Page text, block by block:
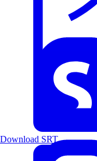
Download SRT